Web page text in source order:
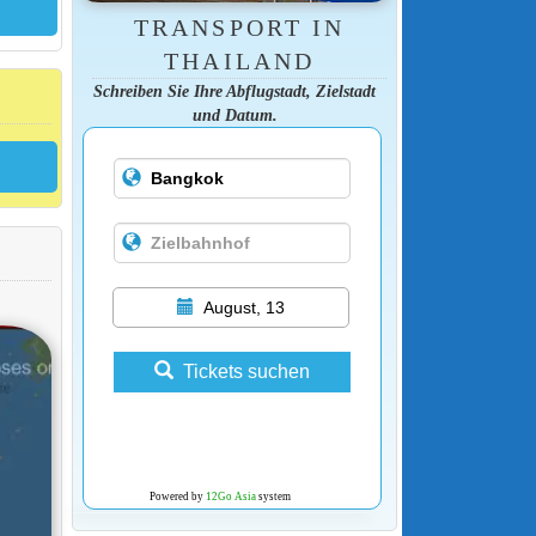
TRANSPORT IN
THAILAND
Schreiben Sie Ihre Abflugstadt, Zielstadt
und Datum.
August, 13
Tickets suchen
Powered by 12Go Asiasystem